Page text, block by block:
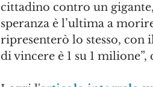
cittadino contro un
speranza è l’ultima a
ripresenterò lo stesso, con
di vincere è 1 su 1